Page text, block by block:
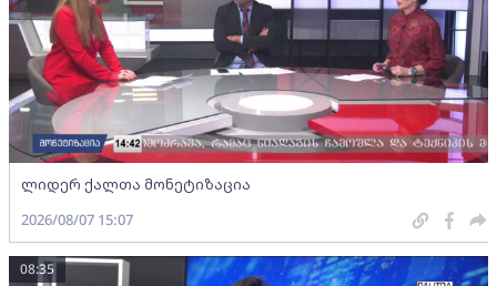
ლიდერ ქალთა მონეტიზაცია
2026/08/07 15:07
08:35